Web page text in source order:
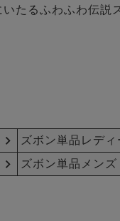
たるふわふわ伝説
ズボン単品レディ
ズボン単品メンズ